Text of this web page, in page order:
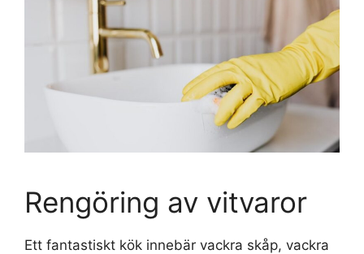
Rengöring av vitvaror
Ett fantastiskt kök innebär vackra skåp, vackra